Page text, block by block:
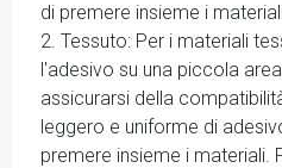
di premere insieme i
2. Tessuto: Per i materiali
l'adesivo su una piccola
assicurarsi della
leggero e uniforme di
premere insieme i materiali.